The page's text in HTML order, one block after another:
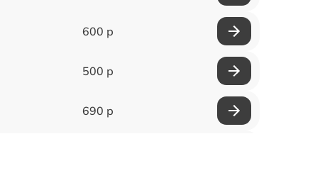
600 р
500 р
690 р